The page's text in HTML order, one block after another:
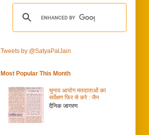
Tweets by @SatyaPalJain
Most Popular This Month
चुनाव आयोग मतदाताओं का
सर्वेक्षण फिर से करे : जैन
दैनिक जागरण